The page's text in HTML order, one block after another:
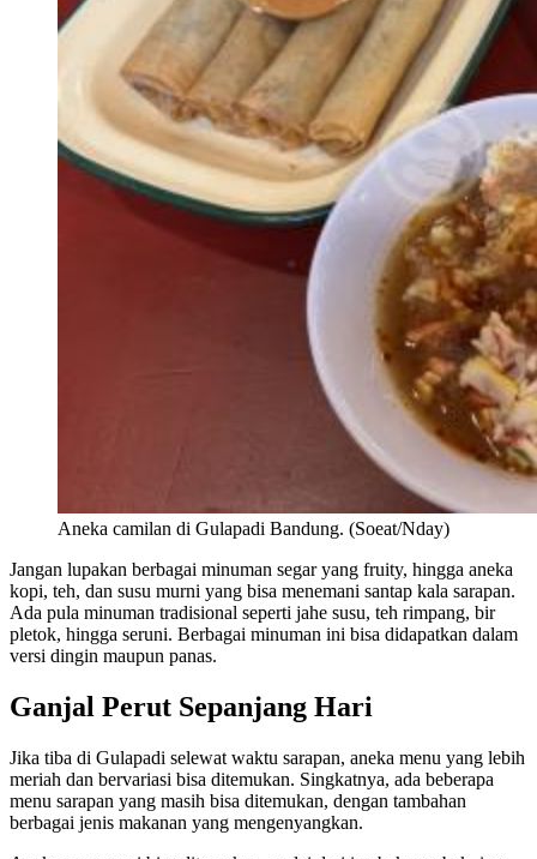
Aneka camilan di Gulapadi Bandung. (Soeat/Nday)
Jangan lupakan berbagai minuman segar yang fruity, hingga aneka
kopi, teh, dan susu murni yang bisa menemani santap kala sarapan.
Ada pula minuman tradisional seperti jahe susu, teh rimpang, bir
pletok, hingga seruni. Berbagai minuman ini bisa didapatkan dalam
versi dingin maupun panas.
Ganjal Perut Sepanjang Hari
Jika tiba di Gulapadi selewat waktu sarapan, aneka menu yang lebih
meriah dan bervariasi bisa ditemukan. Singkatnya, ada beberapa
menu sarapan yang masih bisa ditemukan, dengan tambahan
berbagai jenis makanan yang mengenyangkan.